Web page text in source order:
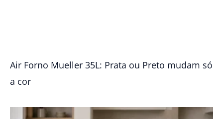
Air Forno Mueller 35L: Prata ou Preto mudam só
a cor